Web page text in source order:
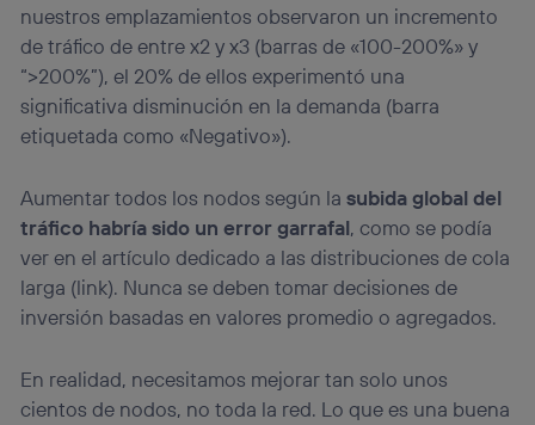
nuestros emplazamientos observaron un incremento
de tráfico de entre x2 y x3 (barras de «100-200%» y
“>200%”), el 20% de ellos experimentó una
significativa disminución en la demanda (barra
etiquetada como «Negativo»).
Aumentar todos los nodos según lasubida global del
tráfico habría sido un error garrafal, como se podía
ver en el artículo dedicado a las distribuciones de cola
larga (link). Nunca se deben tomar decisiones de
inversión basadas en valores promedio o agregados.
En realidad, necesitamos mejorar tan solo unos
cientos de nodos, no toda la red. Lo que es una buena